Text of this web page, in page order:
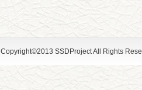
Copyright©2013 SSDProject All Rights